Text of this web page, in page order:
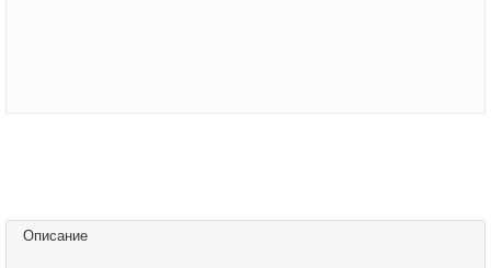
Описание